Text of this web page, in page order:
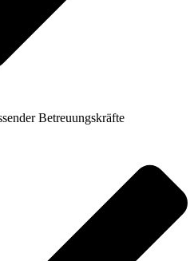
Betreuungskräfte